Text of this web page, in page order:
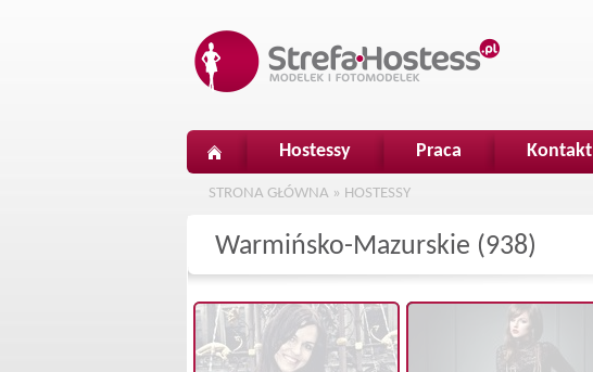
Hostessy Praca Kontakt
STRONA GŁÓWNA » HOSTESSY
Warmińsko-Mazurskie (938)